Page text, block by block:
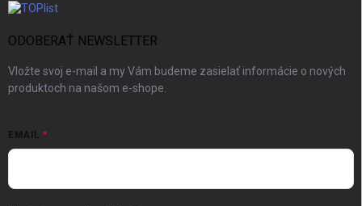
ODOBERAŤ NEWSLETTER
Vložte svoj e-mail a my Vám budeme zasielať informácie o nových
produktoch na našom e-shope.
EMAIL